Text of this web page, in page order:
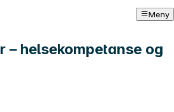
Meny
– helsekompetanse og